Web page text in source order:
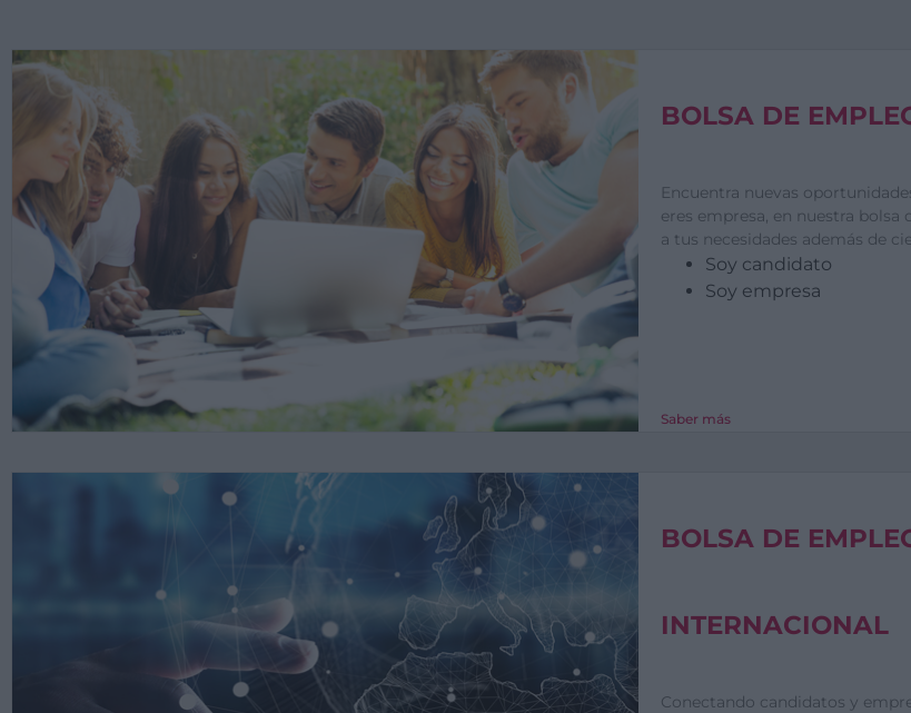
BOLSA DE
Encuentra nuevas
eres empresa, en nuestra
a tus necesidades además de
Soy candidato
Soy empresa
Saber más
BOLSA DE
INTERNACIONAL
Conectando candidatos y